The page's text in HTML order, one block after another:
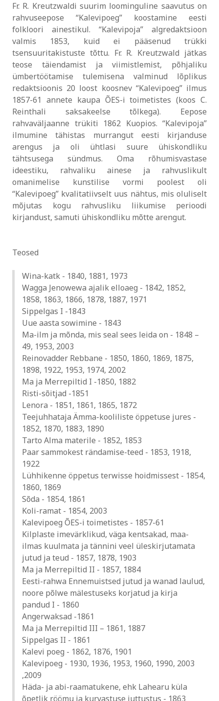
Fr. R. Kreutzwaldi suurim loominguline saavutus on
rahvuseepose “Kalevipoeg” koostamine eesti
folkloori ainestikul. “Kalevipoja” algredaktsioon
valmis 1853, kuid ei pääsenud trükki
tsensuuritakistuste tõttu. Fr. R. Kreutzwald jätkas
teose täiendamist ja viimistlemist, põhjaliku
ümbertöötamise tulemisena valminud lõplikus
redaktsioonis 20 loost koosnev “Kalevipoeg” ilmus
1857-61 annete kaupa ÕES-i toimetistes (koos C.
Reinthali saksakeelse tõlkega). Eepose
rahvaväljaanne trükiti 1862 Kuopios. “Kalevipoja”
ilmumine tähistas murrangut eesti kirjanduse
arengus ja oli ühtlasi suure ühiskondliku
tähtsusega sündmus. Oma rõhumisvastase
ideestiku, rahvaliku ainese ja rahvuslikult
omanimelise kunstilise vormi poolest oli
“Kalevipoeg” kvalitatiivselt uus nähtus, mis oluliselt
mõjutas kogu rahvusliku liikumise perioodi
kirjandust, samuti ühiskondliku mõtte arengut.
Teosed
Wina-katk - 1840, 1881, 1973
Wagga Jenowewa ajalik elloaeg - 1842, 1852,
1858, 1863, 1866, 1878, 1887, 1971
Sippelgas I -1843
Uue aasta sowimine - 1843
Ma-ilm ja mõnda, mis seal sees leida on - 1848 –
49, 1953, 2003
Reinovadder Rebbane - 1850, 1860, 1869, 1875,
1898, 1922, 1953, 1974, 2002
Ma ja Merrepiltid I -1850, 1882
Risti-sõitjad -1851
Lenora - 1851, 1861, 1865, 1872
Teejuhhataja Ämma-kooliliste öppetuse jures -
1852, 1870, 1883, 1890
Tarto Alma materile - 1852, 1853
Paar sammokest rändamise-teed - 1853, 1918,
1922
Lühhikenne öppetus terwisse hoidmissest - 1854,
1860, 1869
Sõda - 1854, 1861
Koli-ramat - 1854, 2003
Kalevipoeg ÕES-i toimetistes - 1857-61
Kilplaste imevärklikud, väga kentsakad, maa-
ilmas kuulmata ja tännini veel üleskirjutamata
jutud ja teud - 1857, 1878, 1903
Ma ja Merrepiltid II - 1857, 1884
Eesti-rahwa Ennemuistsed jutud ja wanad laulud,
noore põlwe mälestuseks korjatud ja kirja
pandud I - 1860
Angerwaksad -1861
Ma ja Merrepiltid III – 1861, 1887
Sippelgas II - 1861
Kalevi poeg - 1862, 1876, 1901
Kalevipoeg - 1930, 1936, 1953, 1960, 1990, 2003
,2009
Häda- ja abi-raamatukene, ehk Lahearu küla
õpetlik röömu ja kurvastuse juttustus - 1863